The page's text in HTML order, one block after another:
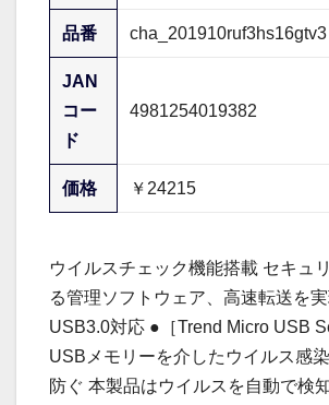
品番 cha_201910ruf3hs16gtv3
JAN
コー
ド
4981254019382
価格 ￥24215
ウイルスチェック機能搭載 セキュ
る管理ソフトウェア、高速転送を
USB3.0対応 ●［Trend Micro USB
USBメモリーを介したウイルス感
防ぐ 本製品はウイルスを自動で検